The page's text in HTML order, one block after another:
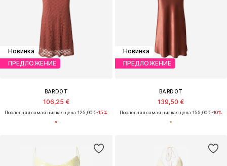
Новинка
ПРЕДЛОЖЕНИЕ
BARDOT
106,25 €
Последняя самая низкая цена:125,00 €-15%
Новинка
ПРЕДЛОЖЕНИЕ
BARDOT
139,50 €
Последняя самая низкая цена:155,00 €-10%